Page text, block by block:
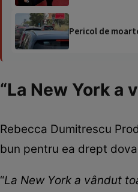
Pericol de
“La New York a
Rebecca Dumitrescu
bun pentru ea drept
“La New York a vândut